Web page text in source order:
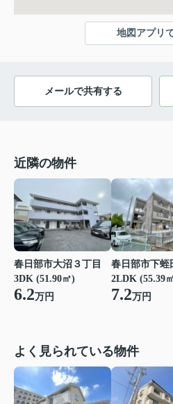
地図アプリ
メールで共有する
近隣の物件
春日部市大沼３丁目
3DK (51.90㎡)
6.2万円
春日部市下蛭
2LDK (55.39
7.2万円
よく見られている物件